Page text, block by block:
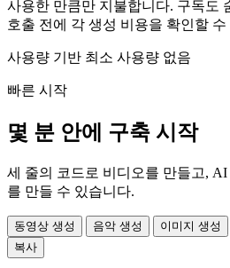
사용한 만큼만 지불합니다. 구독도
호출 전에 각 생성 비용을 확인할 수
사용량 기반 최소 사용량 없음
빠른 시작
몇 분 안에 구축 시작
세 줄의 코드로 비디오를 만들고, AI
를 만들 수 있습니다.
동영상 생성 음악 생성
이미지 생성
복사